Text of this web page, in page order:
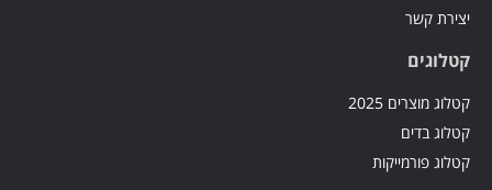
יצירת קשר
קטלוגים
קטלוג מוצרים 2025
קטלוג בדים
קטלוג פורמייקות